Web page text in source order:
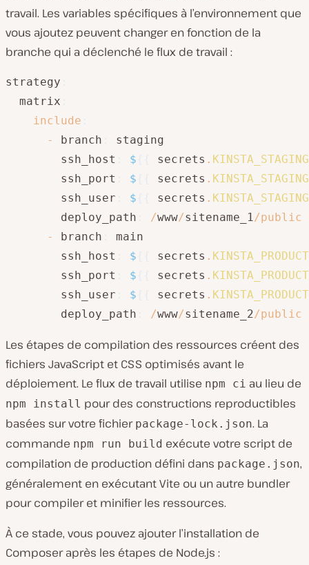
travail. Les variables spécifiques à l’environnement que
vous ajoutez peuvent changer en fonction de la
branche qui a déclenché le flux de travail :
strategy
  matrix
include
-
branch
staging
        ssh_host
$ secrets .
        ssh_port
$ secrets .
        ssh_user
$ secrets .
        deploy_path
/www/sitename_1 /public
-
branch
main
        ssh_host
$ secrets .
        ssh_port
$ secrets .
        ssh_user
$ secrets .
        deploy_path
/www/sitename_2/public
Les étapes de compilation des ressources créent des
fichiers JavaScript et CSS optimisés avant le
déploiement. Le flux de travail utilise npm ci au lieu de
npm install pour des constructions reproductibles
basées sur votre fichier package-lock.json. La
commande npm run build exécute votre script de
compilation de production défini dans package.json,
généralement en exécutant Vite ou un autre bundler
pour compiler et minifier les ressources.
À ce stade, vous pouvez ajouter l’installation de
Composer après les étapes de Node.js :